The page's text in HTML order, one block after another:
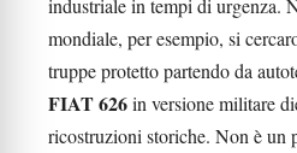
industriale in tempi di urgenza.
mondiale, per esempio, si
truppe protetto partendo da
FIAT 626in versione militare
ricostruzioni storiche. Non è un